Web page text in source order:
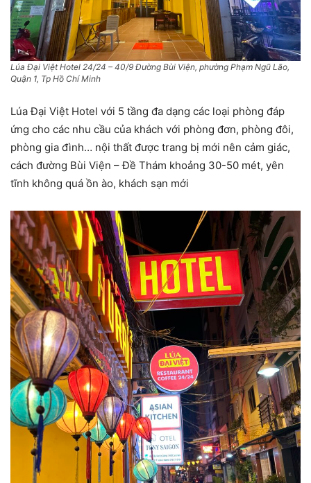
Lúa Đại Việt Hotel 24/24 – 40/9 Đường Bùi Viện, phường Phạm Ngũ Lão,
Quận 1, Tp Hồ Chí Minh
Lúa Đại Việt Hotel với 5 tầng đa dạng các loại phòng đáp
ứng cho các nhu cầu của khách với phòng đơn, phòng đôi,
phòng gia đình… nội thất được trang bị mới nên cảm giác,
cách đường Bùi Viện – Đề Thám khoảng 30-50 mét, yên
tĩnh không quá ồn ào, khách sạn mới